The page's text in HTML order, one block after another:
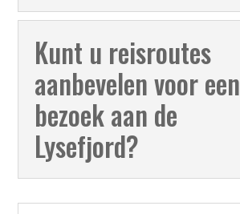
Kunt u reisroutes
aanbevelen voor een
bezoek aan de
Lysefjord?